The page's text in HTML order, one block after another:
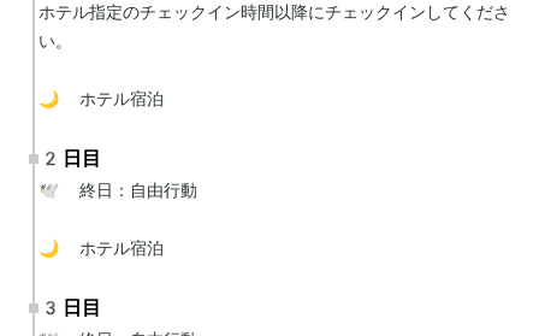
ホテル指定のチェックイン時間以降にチェックインしてくださ
い。
🌙 ホテル宿泊
2日目
🕊 終日：自由行動
🌙 ホテル宿泊
3日目